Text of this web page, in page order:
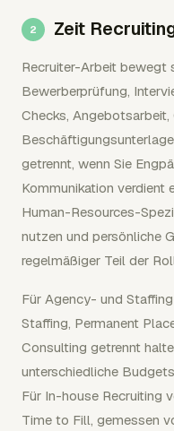
Zeit
Recruiter-Arbeit bewegt
Bewerberprüfung,
Checks,
getrennt, wenn Sie
Kommunikation verdient
Human-Resources-
nutzen und persönliche
regelmäßiger Teil der
Für Agency- und
Staffing, Permanent
Consulting getrennt
unterschiedliche
Für In-house Recruiting
Time to Fill, gemessen